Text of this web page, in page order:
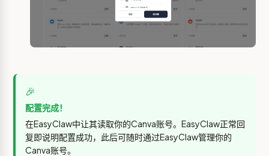
🎉
配置完成！
在EasyClaw中让其读取你的Canva账号。EasyClaw正常回
复即说明配置成功，此后可随时通过EasyClaw管理你的
Canva账号。